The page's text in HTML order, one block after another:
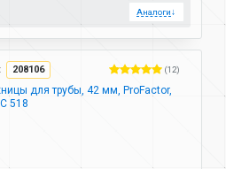
Аналоги↓
208106 (12)
для трубы, 42 мм, ProFactor,
518